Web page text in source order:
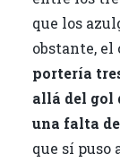
que los
obstante, el
portería
allá del gol
una falta
que sí puso